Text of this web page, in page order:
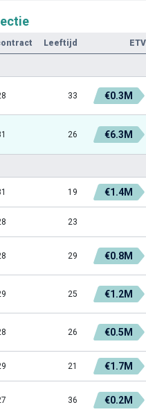
Leeftijd ETV
33 €0.3M
26 €6.3M
19 €1.4M
23
29 €0.8M
25 €1.2M
26 €0.5M
21 €1.7M
36 €0.2M